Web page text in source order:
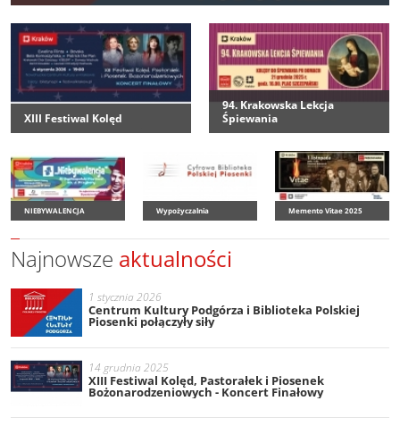
XIII Festiwal Kolęd
94. Krakowska Lekcja
Śpiewania
NIEBYWALENCJA Wypożyczalnia Memento Vitae 2025
Najnowsze aktualności
1 stycznia 2026
Centrum Kultury Podgórza i Biblioteka Polskiej
Piosenki połączyły siły
14 grudnia 2025
XIII Festiwal Kolęd, Pastorałek i Piosenek
Bożonarodzeniowych - Koncert Finałowy